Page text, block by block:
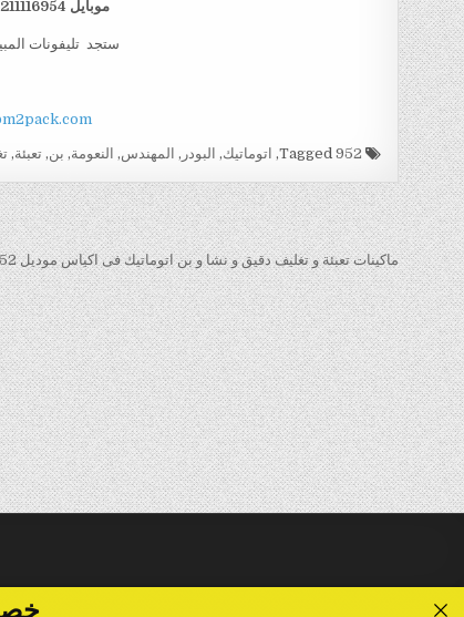
موبايل 01211116954 – 01211116955 – 01211116956 – 01211116958
ستجد تليفونات
952
, اتوماتيك, البودر , المهندس, النعومة, بن,تعبئة,
تصفّح
المقالات
ماكينات تعبئة و تغليف دقيق و نشا و بن اتوماتيك فى اكياس موديل 952 ماركة المهندس منسى →
خصومات